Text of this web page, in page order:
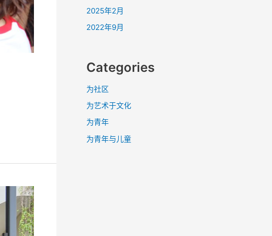
2025年2月
2022年9月
Categories
为社区
为艺术于文化
为青年
为青年与儿童